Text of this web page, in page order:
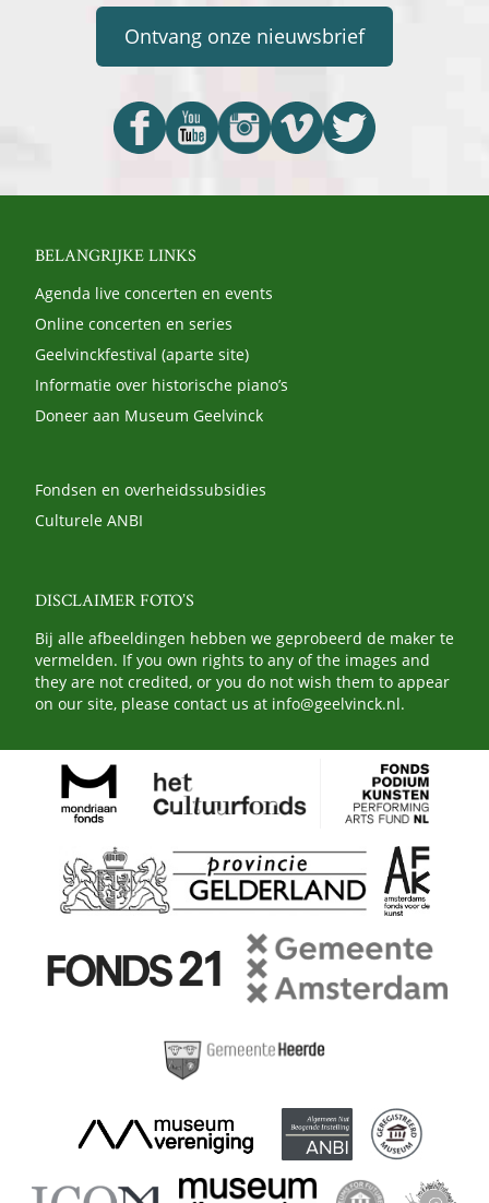
Ontvang onze nieuwsbrief
BELANGRIJKE LINKS
Agenda live concerten en events
Online concerten en series
Geelvinckfestival (aparte site)
Informatie over historische piano’s
Doneer aan Museum Geelvinck
Fondsen en overheidssubsidies
Culturele ANBI
DISCLAIMER FOTO’S
Bij alle afbeeldingen hebben we geprobeerd de maker te
vermelden. If you own rights to any of the images and
they are not credited, or you do not wish them to appear
on our site, please contact us at info@geelvinck.nl.